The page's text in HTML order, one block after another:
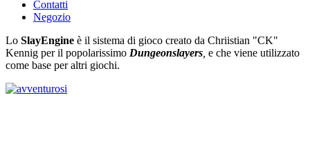
Contatti
Negozio
Lo SlayEngine è il sistema di gioco creato da Chriistian "CK"
Kennig per il popolarissimo Dungeonslayers e che viene utilizzato
come base per altri giochi.